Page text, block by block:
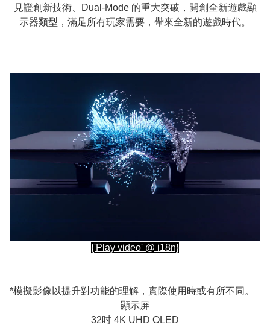
見證創新技術、Dual-Mode 的重大突破，開創全新遊戲顯
示器類型，滿足所有玩家需要，帶來全新的遊戲時代。
{'Play video' @ i18n}
*模擬影像以提升對功能的理解，實際使用時或有所不同。
顯示屏
32吋 4K UHD OLED